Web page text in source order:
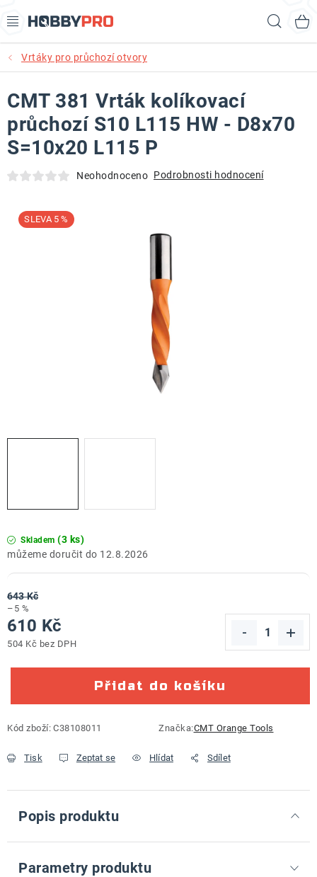
na
AKCE
PRODUKTY
PRODUKTY RECORD POWER
PRODUKTY BENET
KURZY SOUSTRUŽENÍ DŘEVA
Obchodní podmínky
Podmínky ochrany osobních údajů
Vrtáky pro průchozí otvory
Skladem (3 ks)
12.8.2026
643 Kč
–5 %
610 Kč
504 Kč bez DPH
Přidat do košíku
Kód zboží: C38108011 Značka:CMT Orange Tools
Tisk Zeptat se Hlídat Sdílet
CMT 381 Vrták kolíkovací
průchozí S10 L115 HW - D8x70
S=10x20 L115 P
Neohodnoceno Podrobnosti hodnocení
5 %
Popis produktu
Parametry produktu